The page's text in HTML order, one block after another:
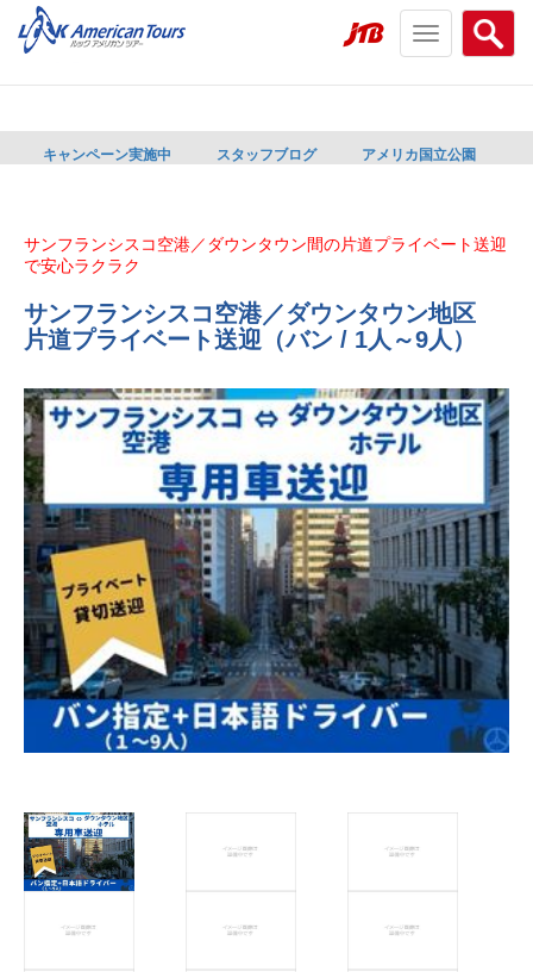
Search
menu
Toggle
navigation
キャンペーン実施中 スタッフブログ アメリカ国立公園
サンフランシスコ空港／ダウンタウン間の片道プライベート送迎
で安心ラクラク
サンフランシスコ空港／ダウンタウン地区
片道プライベート送迎（バン / 1人～9人）